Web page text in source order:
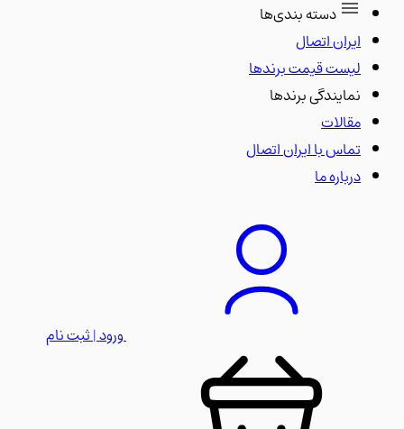
دسته بندی‌ها
ایران اتصال
لیست قیمت برندها
نمایندگی برندها
مقالات
تماس با ایران اتصال
درباره ما
ورود | ثبت نام